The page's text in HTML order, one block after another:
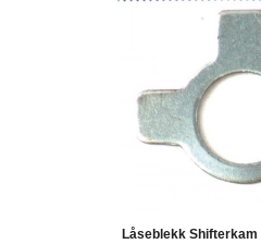
Låseblekk Shifterkam